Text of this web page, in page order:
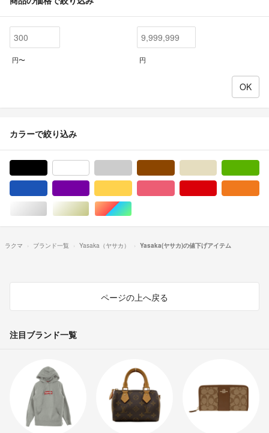
円〜 円
カラーで絞り込み
シルバー/銀色系ゴールド/金色系マルチカラー
ラクマ ブランド一覧 Yasaka（ヤサカ） Yasaka(ヤサカ)の値下げアイテム
ページの上へ戻る
注目ブランド一覧